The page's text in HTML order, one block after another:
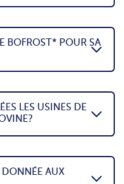
BOFROST* POUR SA
LES USINES DE
AUX